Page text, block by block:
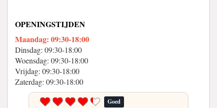
OPENINGSTIJDEN
Maandag: 09:30-18:00
Dinsdag: 09:30-18:00
Woensdag: 09:30-18:00
Vrijdag: 09:30-18:00
Zaterdag: 09:30-18:00
Goed